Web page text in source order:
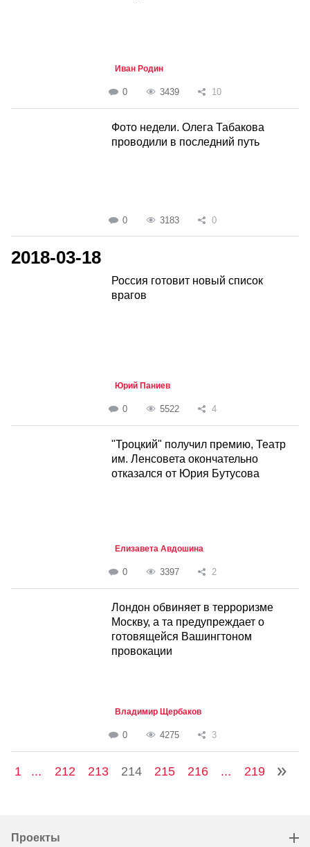
Иван Родин
0 3439 10
Фото недели. Олега Табакова
проводили в последний путь
0 3183 0
2018-03-18
Россия готовит новый список
врагов
Юрий Паниев
0 5522 4
"Троцкий" получил премию, Театр
им. Ленсовета окончательно
отказался от Юрия Бутусова
Елизавета Авдошина
0 3397 2
Лондон обвиняет в терроризме
Москву, а та предупреждает о
готовящейся Вашингтоном
провокации
Владимир Щербаков
0 4275 3
1 ... 212 213 214 215 216 ... 219
Проекты